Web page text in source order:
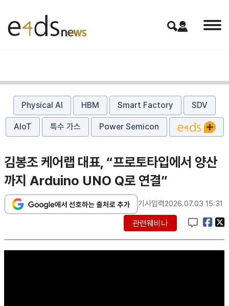
Physical AI HBM Smart Factory SDV
AIoT 특수 가스 Power Semicon
김봉조 케어랩 대표, “프로토타입에서 양산
까지 Arduino UNO Q로 연결”
기사입력2026.07.03 15:31
관련웨비나